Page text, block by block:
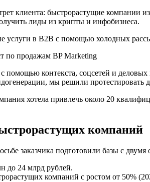
клиента: быстрорастущие компании
лиды из крипты и инфобизнеса.
по продажам BP Marketing
помощью контекста, соцсетей и
мы решили
хотела привлечь около 20
компаний
заказчика подготовили базы с
до 24 млрд рублей.
компаний с ростом от 50%